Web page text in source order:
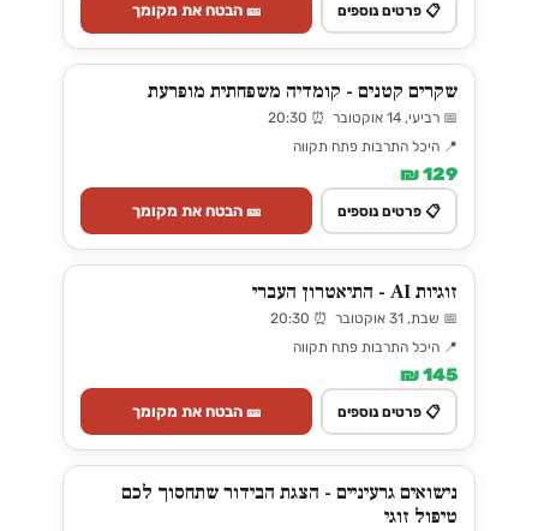
📋 פרטים נוספים 🎫 הבטח את מקומך
שקרים קטנים - קומדיה משפחתית מופרעת
📅 רביעי, 14 אוקטובר ⏰ 20:30
📍 היכל התרבות פתח תקווה
129 ₪
📋 פרטים נוספים 🎫 הבטח את מקומך
זוגיות AI - התיאטרון העברי
📅 שבת, 31 אוקטובר ⏰ 20:30
📍 היכל התרבות פתח תקווה
145 ₪
📋 פרטים נוספים 🎫 הבטח את מקומך
נישואים גרעיניים - הצגת הבידור שתחסוך לכם
טיפול זוגי